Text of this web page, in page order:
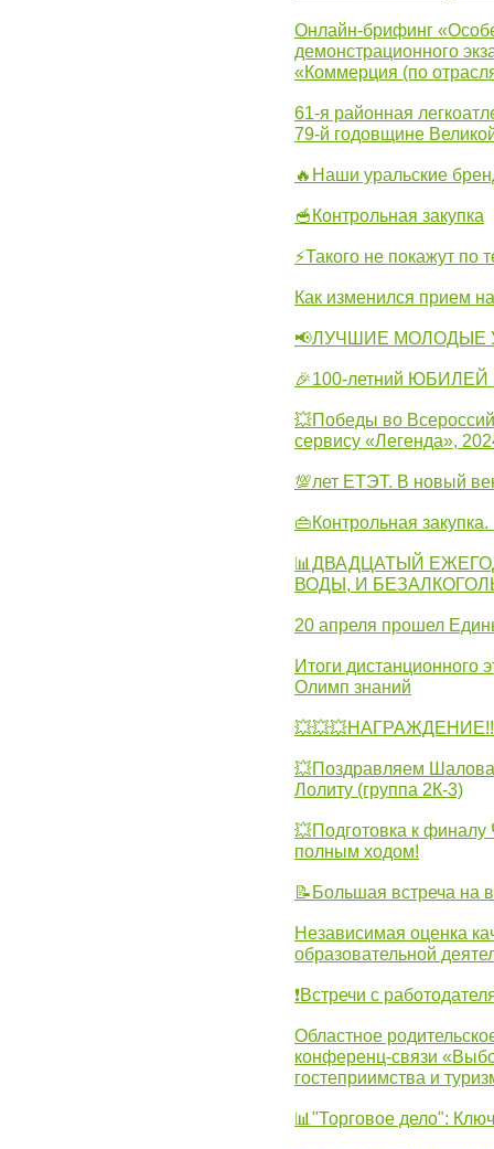
Онлайн-брифинг
демонстрационного
«Коммерция (по
61-я районная
79-й годовщине
🔥Наши уральские
🥣Контрольная закупка
⚡Такого не покажут по
Как изменился прием
📢ЛУЧШИЕ МОЛОДЫЕ
🎉100-летний ЮБИЛЕЙ
💥Победы во
сервису «Легенда»,
💯лет ЕТЭТ. В новый
👜Контрольная
📊ДВАДЦАТЫЙ
ВОДЫ, И
20 апреля прошел
Итоги дистанционного
Олимп знаний
💥Поздравляем
Лолиту (группа 2К-3)
💥Подготовка к
полным ходом!
📝Большая встреча на
Независимая оценка
образовательной
❗Встречи с
Областное
конференц-связи
гостеприимства и
📊"Торговое дело":